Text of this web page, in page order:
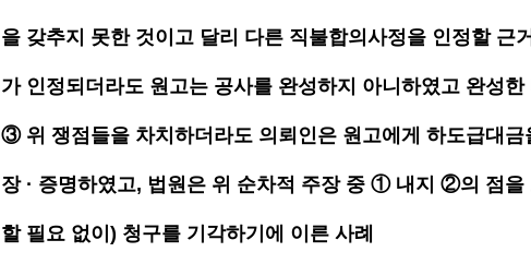
을 갖추지 못한 것이고 달리 다른 직불합의사정을 인정할 근
가 인정되더라도 원고는 공사를 완성하지 아니하였고 완성
③ 위 쟁점들을 차치하더라도 의뢰인은 원고에게 하도급대
장 · 증명하였고, 법원은 위 순차적 주장 중 ① 내지 ②의 점
할 필요 없이) 청구를 기각하기에 이른 사례